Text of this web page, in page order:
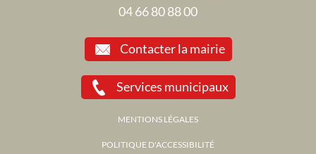
04 66 80 88 00
Contacter la mairie
Services municipaux
MENTIONS LÉGALES
POLITIQUE D'ACCESSIBILITÉ